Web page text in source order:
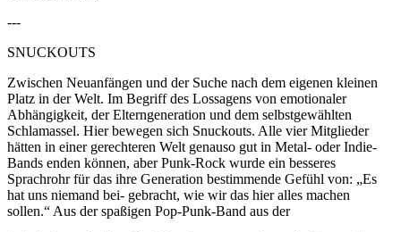
---
SNUCKOUTS
Zwischen Neuanfängen und der Suche nach dem eigenen kleinen
Platz in der Welt. Im Begriff des Lossagens von emotionaler
Abhängigkeit, der Elterngeneration und dem selbstgewählten
Schlamassel. Hier bewegen sich Snuckouts. Alle vier Mitglieder
hätten in einer gerechteren Welt genauso gut in Metal- oder Indie-
Bands enden können, aber Punk-Rock wurde ein besseres
Sprachrohr für das ihre Generation bestimmende Gefühl von: „Es
hat uns niemand bei- gebracht, wie wir das hier alles machen
sollen.“ Aus der spaßigen Pop-Punk-Band aus der